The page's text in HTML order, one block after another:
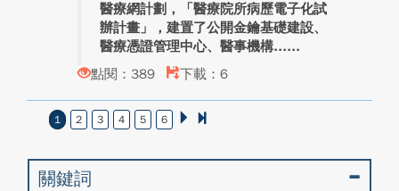
醫療網計劃，「醫療院所病歷電子化試
辦計畫」，建置了公開金鑰基礎建設、
醫療憑證管理中心、醫事機構...
點閱：389
下載：6
1 2 3 4 5 6
關鍵詞